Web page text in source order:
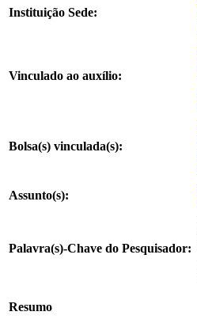
Instituição Sede:
Vinculado ao auxílio:
Bolsa(s) vinculada(s):
Assunto(s):
Palavra(s)-Chave do Pesquisador:
Resumo